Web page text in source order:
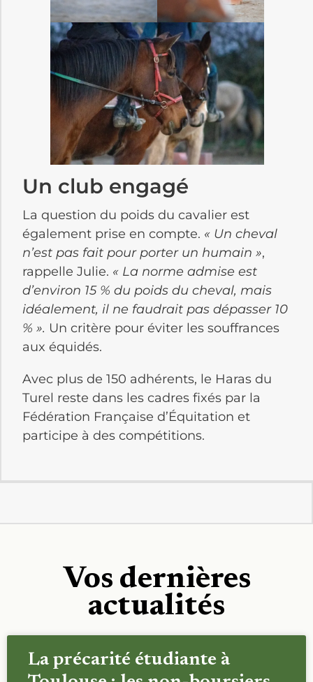
Un club engagé
La question du poids du cavalier est
également prise en compte. « Un cheval
n’est pas fait pour porter un humain »,
rappelle Julie. « La norme admise est
d’environ 15 % du poids du cheval, mais
idéalement, il ne faudrait pas dépasser 10
% ». Un critère pour éviter les souffrances
aux équidés.
Avec plus de 150 adhérents, le Haras du
Turel reste dans les cadres fixés par la
Fédération Française d’Équitation et
participe à des compétitions.
Vos dernières
actualités
La précarité étudiante à